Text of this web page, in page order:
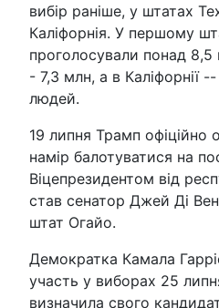
вибір раніше, у штатах
Каліфорнія. У першому
проголосували понад
- 7,3 млн, а в Каліфорнії
людей.
19 липня Трамп офіційно
намір балотуватися на
Віцепрезидентом від
став сенатор Джей Ді
штат Огайо.
Демократка Камала
участь у виборах 25
визначила свого